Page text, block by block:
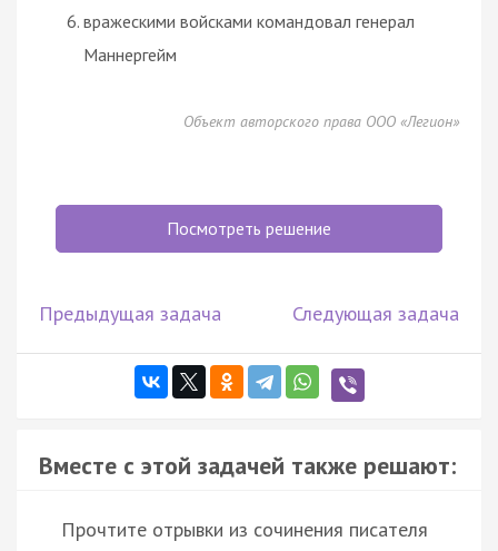
вражескими войсками командовал генерал
Маннергейм
Объект авторского права ООО «Легион»
Посмотреть решение
Предыдущая задача Следующая задача
Вместе с этой задачей также решают:
Прочтите отрывки из сочинения писателя